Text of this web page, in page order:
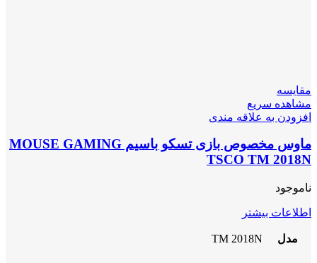
مقایسه
مشاهده سریع
افزودن به علاقه مندی
ماوس مخصوص بازی تسکو باسیم MOUSE GAMING
TSCO TM 2018N
ناموجود
اطلاعات بیشتر
مدل TM 2018N